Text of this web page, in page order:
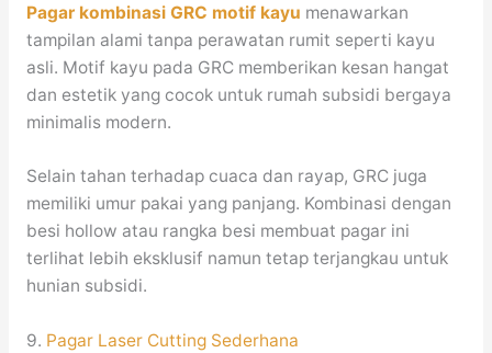
Pagar kombinasi GRC motif kayu menawarkan
tampilan alami tanpa perawatan rumit seperti kayu
asli. Motif kayu pada GRC memberikan kesan hangat
dan estetik yang cocok untuk rumah subsidi bergaya
minimalis modern.
Selain tahan terhadap cuaca dan rayap, GRC juga
memiliki umur pakai yang panjang. Kombinasi dengan
besi hollow atau rangka besi membuat pagar ini
terlihat lebih eksklusif namun tetap terjangkau untuk
hunian subsidi.
9. Pagar Laser Cutting Sederhana